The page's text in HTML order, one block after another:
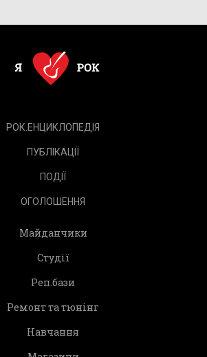
РОК.ЕНЦИКЛОПЕДІЯ
ПУБЛІКАЦІЇ
ПОДІЇ
ОГОЛОШЕННЯ
Майданчики
Студії
Реп.бази
Ремонт та тюнінг
Навчання